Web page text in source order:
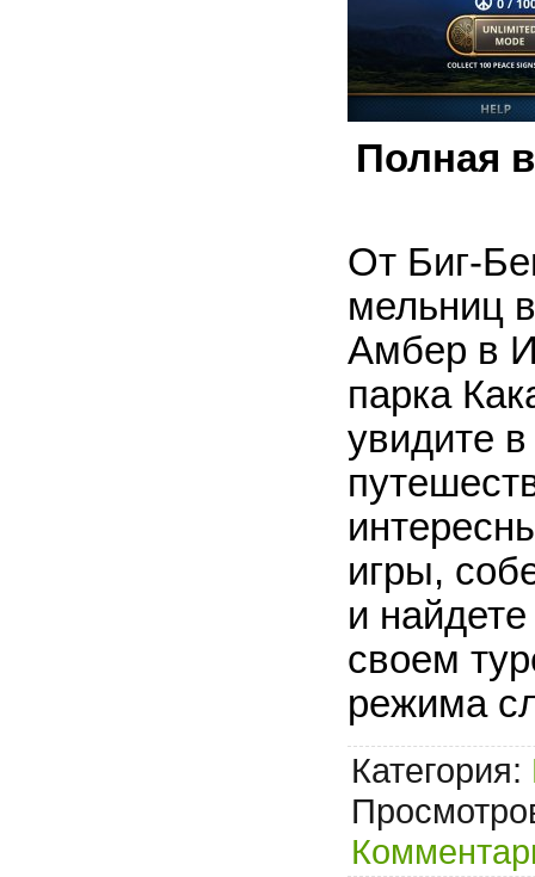
Полная
От Биг-
мельниц
Амбер в
парка
увидите
игры,
и
своем
режима
Категория: